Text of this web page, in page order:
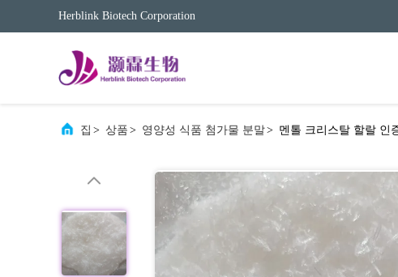
Herblink Biotech Corporation
집 > 상품 > 영양성 식품 첨가물 분말> 멘톨 크리스탈 할랄 인